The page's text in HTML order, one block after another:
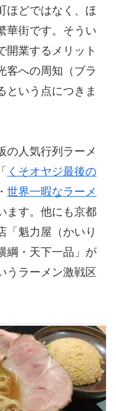
ほどではなく、ほ
華街です。そうい
開業するメリット
客への周知（ブラ
という点につきま
の人気行列ラーメ
くそオヤジ最後の
・ 世界一暇なラーメ
ます。他にも京都
「魁力屋（かいり
綱・天下一品」が
うラーメン激戦区